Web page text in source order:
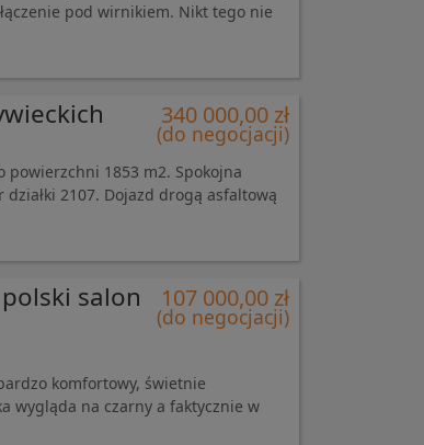
pod wirnikiem. Nikt tego nie
340 000,00 zł
(do negocjacji)
powierzchni 1853 m2. Spokojna
2107. Dojazd drogą asfaltową
salon
107 000,00 zł
(do negocjacji)
komfortowy, świetnie
wygląda na czarny a faktycznie w